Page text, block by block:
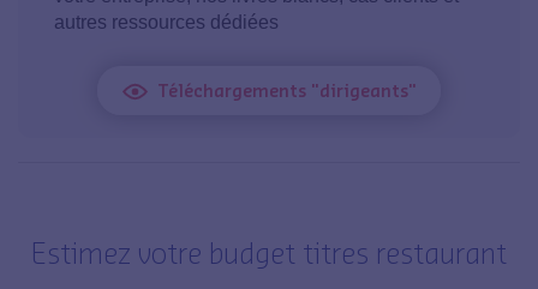
autres ressources dédiées
Téléchargements "dirigeants"
Estimez votre budget titres restaurant